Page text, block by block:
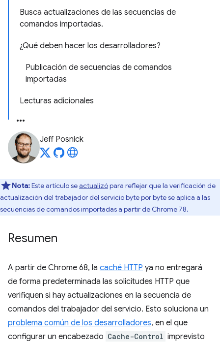
Busca actualizaciones de las secuencias de
comandos importadas.
¿Qué deben hacer los desarrolladores?
Publicación de secuencias de comandos
importadas
Lecturas adicionales
Jeff Posnick
Nota:Este artículo seactualizópara reflejar que la verificación de
actualización del trabajador del servicio byte por byte se aplica a las
secuencias de comandos importadas a partir de Chrome 78.
Resumen
A partir de Chrome 68, la caché HTTP ya no entregará
de forma predeterminada las solicitudes HTTP que
verifiquen si hay actualizaciones en la secuencia de
comandos del trabajador del servicio. Esto soluciona un
problema común de los desarrolladores, en el que
configurar un encabezado Cache-Control imprevisto